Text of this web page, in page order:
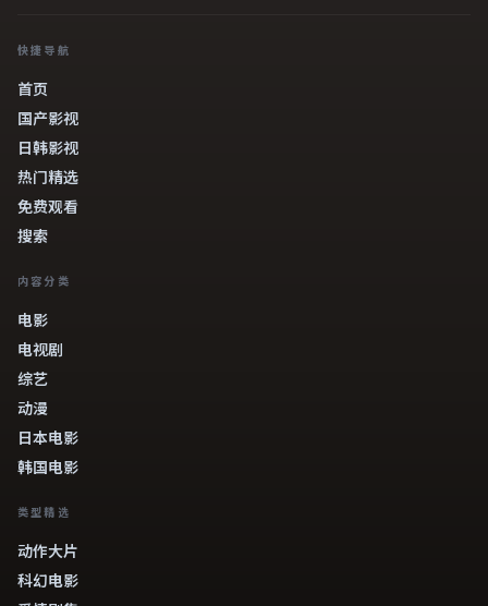
快捷导航
首页
国产影视
日韩影视
热门精选
免费观看
搜索
内容分类
电影
电视剧
综艺
动漫
日本电影
韩国电影
类型精选
动作大片
科幻电影